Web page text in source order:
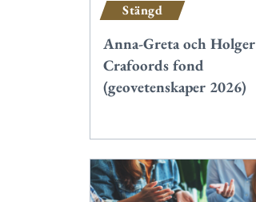
Stängd
Anna-Greta och Holger
Crafoords fond
(geovetenskaper 2026)